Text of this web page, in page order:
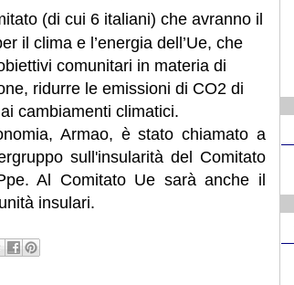
(di cui 6 italiani) che avranno il
il clima e l’energia dell’Ue, che
comunitari in materia di
ridurre le emissioni di CO2 di
cambiamenti climatici.
Armao, è stato chiamato a
sull'insularità del Comitato
Al Comitato Ue sarà anche il
insulari.